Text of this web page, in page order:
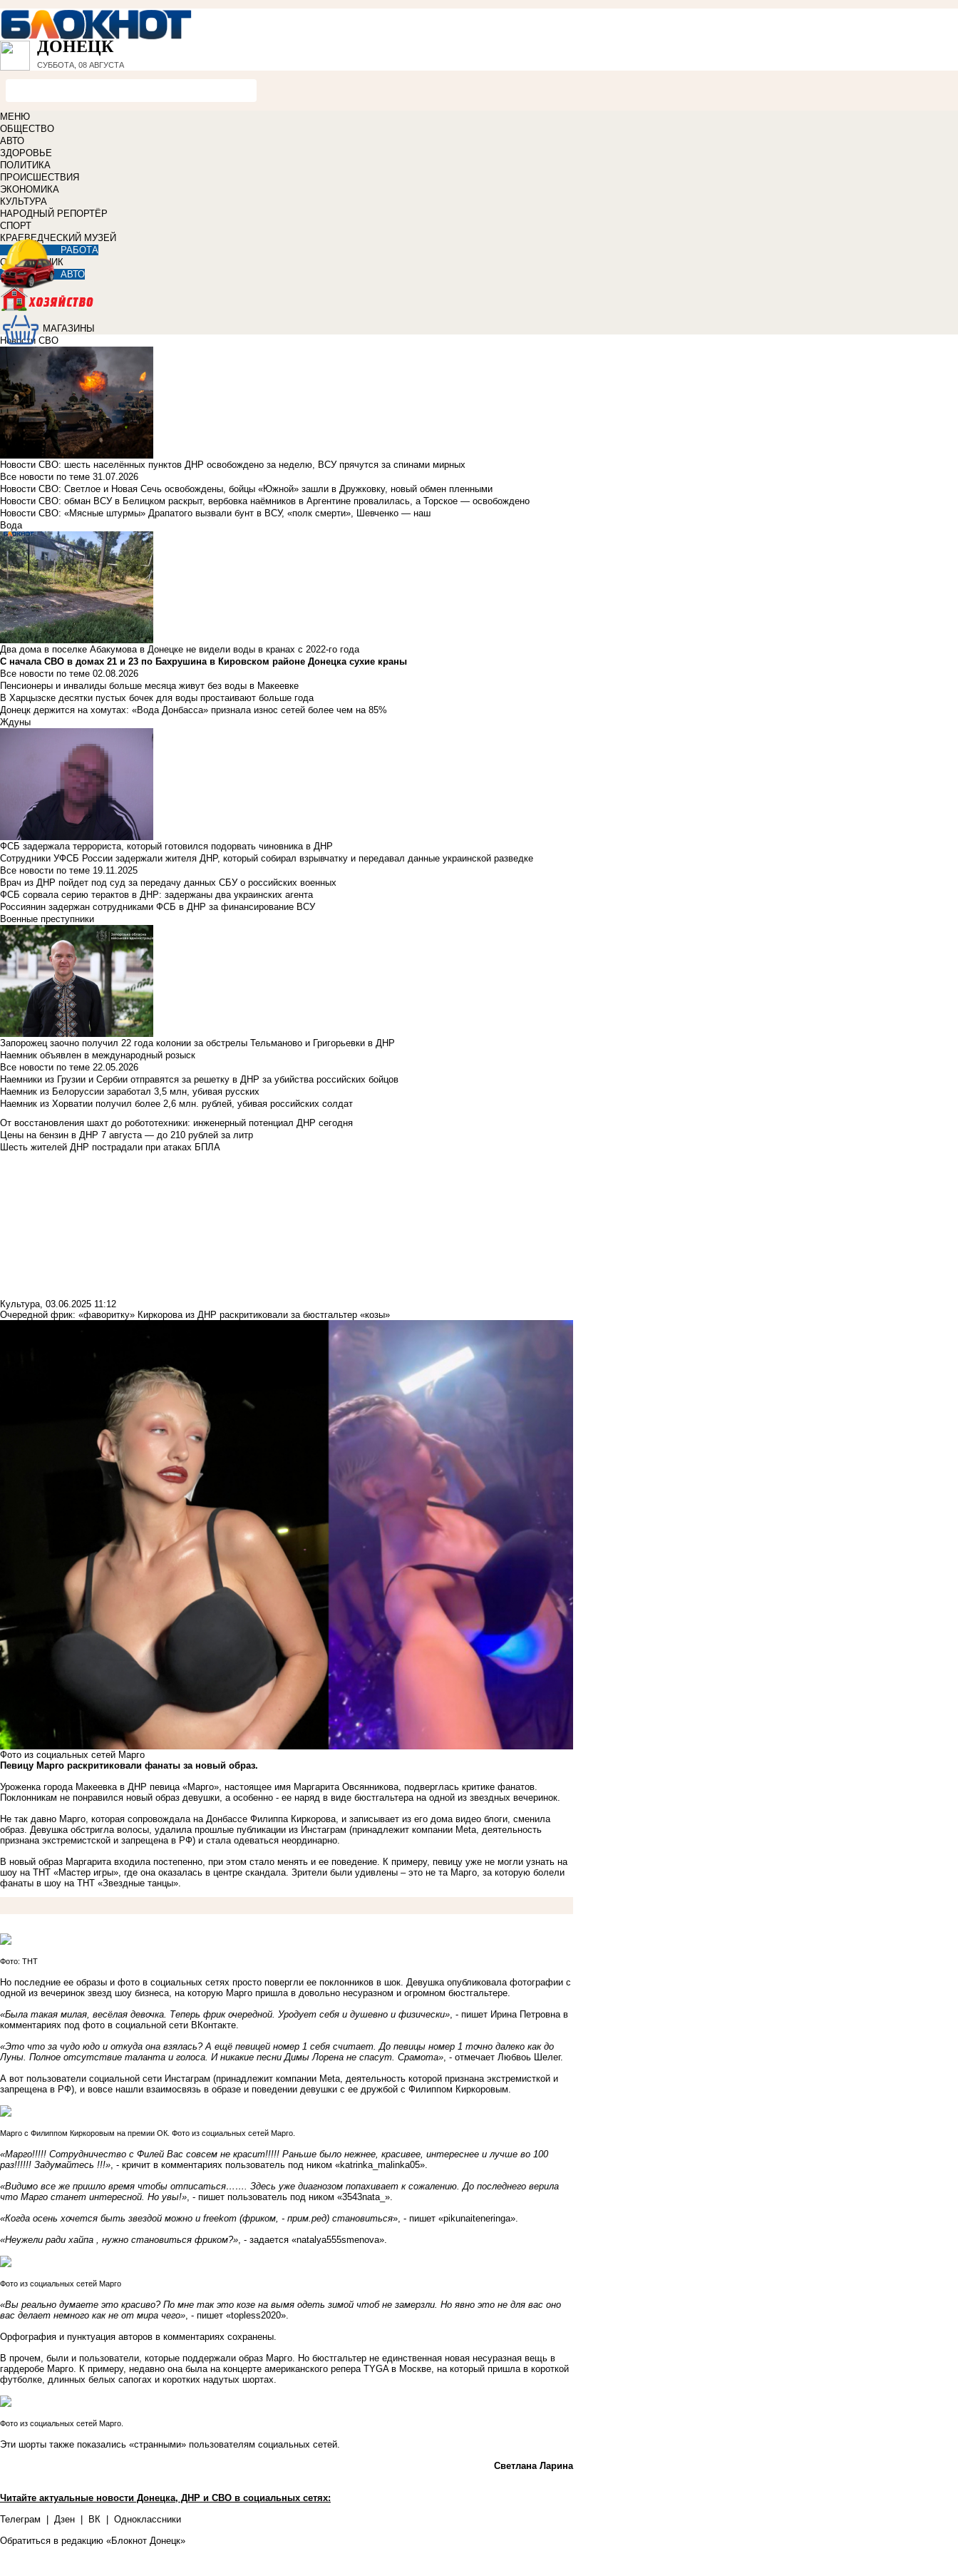
ДОНЕЦК
СУББОТА, 08 АВГУСТА
МЕНЮ
ОБЩЕСТВО
АВТО
ЗДОРОВЬЕ
ПОЛИТИКА
ПРОИСШЕСТВИЯ
ЭКОНОМИКА
КУЛЬТУРА
НАРОДНЫЙ РЕПОРТЁР
СПОРТ
КРАЕВЕДЧЕСКИЙ МУЗЕЙ
РАБОТА
СПРАВОЧНИК
АВТО
МАГАЗИНЫ
Новости СВО
Новости СВО: шесть населённых пунктов ДНР освобождено за неделю, ВСУ прячутся за спинами мирных
Все новости по теме 31.07.2026
Новости СВО: Светлое и Новая Сечь освобождены, бойцы «Южной» зашли в Дружковку, новый обмен пленными
Новости СВО: обман ВСУ в Белицком раскрыт, вербовка наёмников в Аргентине провалилась, а Торское — освобождено
Новости СВО: «Мясные штурмы» Драпатого вызвали бунт в ВСУ, «полк смерти», Шевченко — наш
Вода
Два дома в поселке Абакумова в Донецке не видели воды в кранах с 2022-го года
С начала СВО в домах 21 и 23 по Бахрушина в Кировском районе Донецка сухие краны
Все новости по теме 02.08.2026
Пенсионеры и инвалиды больше месяца живут без воды в Макеевке
В Харцызске десятки пустых бочек для воды простаивают больше года
Донецк держится на хомутах: «Вода Донбасса» признала износ сетей более чем на 85%
Ждуны
ФСБ задержала террориста, который готовился подорвать чиновника в ДНР
Сотрудники УФСБ России задержали жителя ДНР, который собирал взрывчатку и передавал данные украинской разведке
Все новости по теме 19.11.2025
Врач из ДНР пойдет под суд за передачу данных СБУ о российских военных
ФСБ сорвала серию терактов в ДНР: задержаны два украинских агента
Россиянин задержан сотрудниками ФСБ в ДНР за финансирование ВСУ
Военные преступники
Запорожец заочно получил 22 года колонии за обстрелы Тельманово и Григорьевки в ДНР
Наемник объявлен в международный розыск
Все новости по теме 22.05.2026
Наемники из Грузии и Сербии отправятся за решетку в ДНР за убийства российских бойцов
Наемник из Белоруссии заработал 3,5 млн, убивая русских
Наемник из Хорватии получил более 2,6 млн. рублей, убивая российских солдат
От восстановления шахт до робототехники: инженерный потенциал ДНР сегодня
Цены на бензин в ДНР 7 августа — до 210 рублей за литр
Шесть жителей ДНР пострадали при атаках БПЛА
Культура 03.06.2025 11:12
Очередной фрик: «фаворитку» Киркорова из ДНР раскритиковали за бюстгальтер «козы»
Фото из социальных сетей Марго
Певицу Марго раскритиковали фанаты за новый образ.
Уроженка города Макеевка в ДНР певица «Марго», настоящее имя Маргарита Овсянникова, подверглась критике фанатов.
Поклонникам не понравился новый образ девушки, а особенно - ее наряд в виде бюстгальтера на одной из звездных вечеринок.
Не так давно Марго, которая сопровождала на Донбассе Филиппа Киркорова, и записывает из его дома видео блоги, сменила
образ. Девушка обстригла волосы, удалила прошлые публикации из Инстаграм (принадлежит компании Meta, деятельность
признана экстремистской и запрещена в РФ) и стала одеваться неординарно.
В новый образ Маргарита входила постепенно, при этом стало менять и ее поведение. К примеру, певицу уже не могли узнать на
шоу на ТНТ «Мастер игры», где она оказалась в центре скандала. Зрители были удивлены – это не та Марго, за которую болели
фанаты в шоу на ТНТ «Звездные танцы».
Фото: ТНТ
Но последние ее образы и фото в социальных сетях просто повергли ее поклонников в шок. Девушка опубликовала фотографии с
одной из вечеринок звезд шоу бизнеса, на которую Марго пришла в довольно несуразном и огромном бюстгальтере.
«Была такая милая, весёлая девочка. Теперь фрик очередной. Уродует себя и душевно и физически», - пишет Ирина Петровна в
комментариях под фото в социальной сети ВКонтакте.
«Это что за чудо юдо и откуда она взялась? А ещё певицей номер 1 себя считает. До певицы номер 1 точно далеко как до
Луны. Полное отсутствие таланта и голоса. И никакие песни Димы Лорена не спасут. Срамота», - отмечает Любвоь Шелег.
А вот пользователи социальной сети Инстаграм (принадлежит компании Meta, деятельность которой признана экстремисткой и
запрещена в РФ), и вовсе нашли взаимосвязь в образе и поведении девушки с ее дружбой с Филиппом Киркоровым.
Марго с Филиппом Киркоровым на премии ОК. Фото из социальных сетей Марго.
«Марго!!!!! Сотрудничество с Филей Вас совсем не красит!!!!! Раньше было нежнее, красивее, интереснее и лучше во 100
раз!!!!!! Задумайтесь !!!», - кричит в комментариях пользователь под ником «katrinka_malinka05».
«Видимо все же пришло время чтобы отписаться……. Здесь уже диагнозом попахивает к сожалению. До последнего верила
что Марго станет интересной. Но увы!», - пишет пользователь под ником «3543nata_».
«Когда осень хочется быть звездой можно и freekom (фриком, - прим.ред) становиться», - пишет «pikunaiteneringa».
«Неужели ради хайпа , нужно становиться фриком?», - задается «natalya555smenova».
Фото из социальных сетей Марго
«Вы реально думаете это красиво? По мне так это козе на вымя одеть зимой чтоб не замерзли. Но явно это не для вас оно
вас делает немного как не от мира чего», - пишет «topless2020».
Орфография и пунктуация авторов в комментариях сохранены.
В прочем, были и пользователи, которые поддержали образ Марго. Но бюстгальтер не единственная новая несуразная вещь в
гардеробе Марго. К примеру, недавно она была на концерте американского репера TYGA в Москве, на который пришла в короткой
футболке, длинных белых сапогах и коротких надутых шортах.
Фото из социальных сетей Марго.
Эти шорты также показались «странными» пользователям социальных сетей.
Светлана Ларина
Читайте актуальные новости Донецка, ДНР и СВО в социальных сетях:
Телеграм
Дзен ВК
Одноклассники
Обратиться в редакцию «Блокнот Донецк»